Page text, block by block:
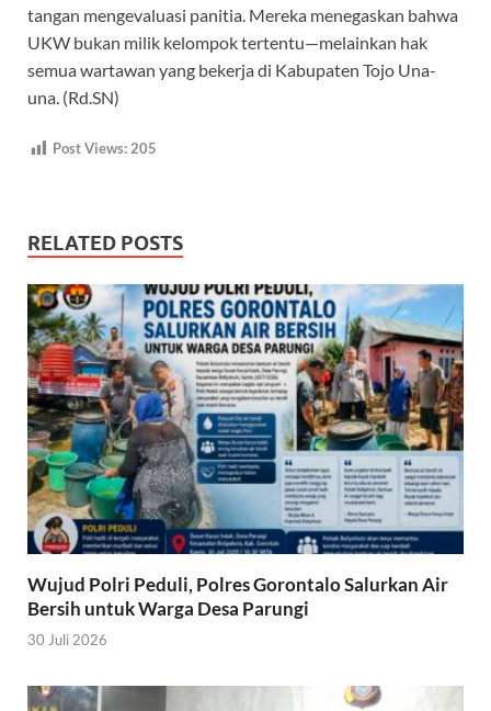
tangan mengevaluasi panitia. Mereka menegaskan bahwa
UKW bukan milik kelompok tertentu—melainkan hak
semua wartawan yang bekerja di Kabupaten Tojo Una-
una. (Rd.SN)
Post Views:205
RELATED POSTS
Wujud Polri Peduli, Polres Gorontalo Salurkan Air
Bersih untuk Warga Desa Parungi
30 Juli 2026